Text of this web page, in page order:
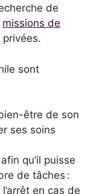
de
missions de
sont
être de son
ses soins
qu’il puisse
de tâches :
en cas de